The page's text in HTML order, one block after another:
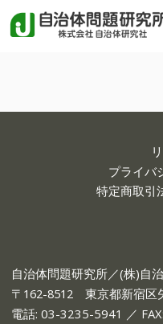
プライバ
特定商取引
自治体問題研究所／(株)自
〒162-8512 東京都新宿区
電話: 03-3235-5941 ／